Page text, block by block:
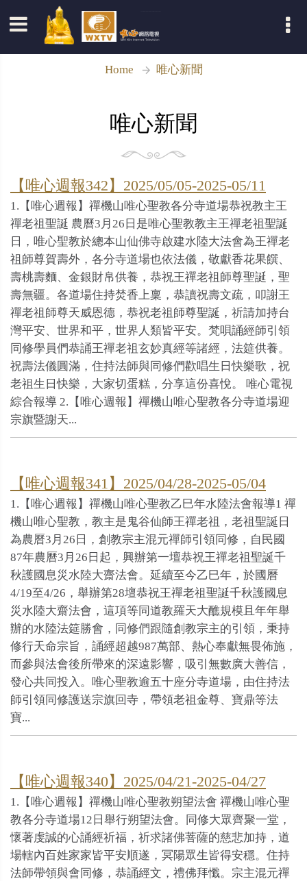
Home 唯心新聞
唯心新聞
【唯心週報342】2025/05/05-2025-05/11
1.【唯心週報】禪機山唯心聖教各分寺道場恭祝教主王
禪老祖聖誕 農曆3月26日是唯心聖教教主王禪老祖聖誕
日，唯心聖教於總本山仙佛寺啟建水陸大法會為王禪老
祖師尊賀壽外，各分寺道場也依法儀，敬獻香花果饌、
壽桃壽麵、金銀財帛供養，恭祝王禪老祖師尊聖誕，聖
壽無疆。各道場住持焚香上稟，恭讀祝壽文疏，叩謝王
禪老祖師尊天威恩德，恭祝老祖師尊聖誕，祈請加持台
灣平安、世界和平，世界人類皆平安。梵唄誦經師引領
同修學員們恭誦王禪老祖玄妙真經等諸經，法筵供養。
祝壽法儀圓滿，住持法師與同修們歡唱生日快樂歌，祝
老祖生日快樂，大家切蛋糕，分享這份喜悅。 唯心電視
綜合報導 2.【唯心週報】禪機山唯心聖教各分寺道場迎
宗旗暨謝天...
【唯心週報341】2025/04/28-2025-05/04
1.【唯心週報】禪機山唯心聖教乙巳年水陸法會報導1 禪
機山唯心聖教，教主是鬼谷仙師王禪老祖，老祖聖誕日
為農曆3月26日，創教宗主混元禪師引領同修，自民國
87年農曆3月26日起，興辦第一壇恭祝王禪老祖聖誕千
秋護國息災水陸大齋法會。延續至今乙巳年，於國曆
4/19至4/26，舉辦第28壇恭祝王禪老祖聖誕千秋護國息
災水陸大齋法會，這項等同道教羅天大醮規模且年年舉
辦的水陸法筵勝會，同修們跟隨創教宗主的引領，秉持
修行天命宗旨，誦經超越987萬部、熱心奉獻無畏佈施，
而參與法會後所帶來的深遠影響，吸引無數廣大善信，
發心共同投入。唯心聖教逾五十座分寺道場，由住持法
師引領同修護送宗旗回寺，帶領老祖金尊、寶鼎等法
寶...
【唯心週報340】2025/04/21-2025-04/27
1.【唯心週報】禪機山唯心聖教朔望法會 禪機山唯心聖
教各分寺道場12日舉行朔望法會。同修大眾齊聚一堂，
懷著虔誠的心誦經祈福，祈求諸佛菩薩的慈悲加持，道
場轄內百姓家家皆平安順遂，冥陽眾生皆得安穩。住持
法師帶領與會同修，恭誦經文，禮佛拜懺。宗主混元禪